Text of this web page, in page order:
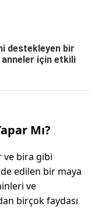
destekleyen bir
için etkili
Mı?
ve bira gibi
edilen bir maya
ve
birçok faydası